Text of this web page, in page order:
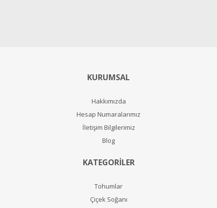
KURUMSAL
Hakkımızda
Hesap Numaralarımız
İletişim Bilgilerimiz
Blog
KATEGORİLER
Tohumlar
Çiçek Soğanı